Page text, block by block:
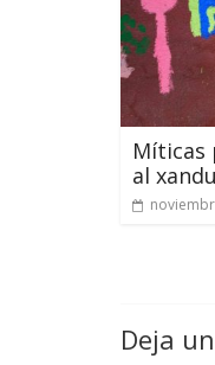
Míticas
al
Deja